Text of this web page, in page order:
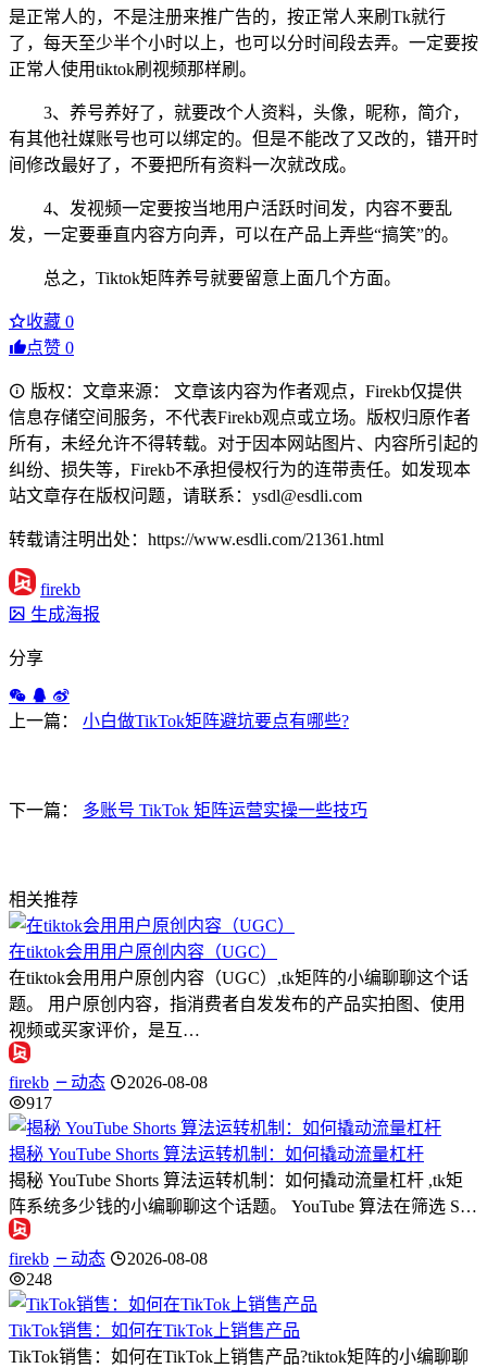
是正常人的，不是注册来推广告的，按正常人来刷Tk就行
了，每天至少半个小时以上，也可以分时间段去弄。一定要按
正常人使用tiktok刷视频那样刷。
3、养号养好了，就要改个人资料，头像，昵称，简介，
有其他社媒账号也可以绑定的。但是不能改了又改的，错开时
间修改最好了，不要把所有资料一次就改成。
4、发视频一定要按当地用户活跃时间发，内容不要乱
发，一定要垂直内容方向弄，可以在产品上弄些“搞笑”的。
总之，Tiktok矩阵养号就要留意上面几个方面。
收藏 0
点赞 0
版权：文章来源： 文章该内容为作者观点，Firekb仅提供
信息存储空间服务，不代表Firekb观点或立场。版权归原作者
所有，未经允许不得转载。对于因本网站图片、内容所引起的
纠纷、损失等，Firekb不承担侵权行为的连带责任。如发现本
站文章存在版权问题，请联系：ysdl@esdli.com
转载请注明出处：https://www.esdli.com/21361.html
firekb
生成海报
分享
上一篇： 小白做TikTok矩阵避坑要点有哪些?
下一篇： 多账号 TikTok 矩阵运营实操一些技巧
相关推荐
在tiktok会用用户原创内容（UGC）
在tiktok会用用户原创内容（UGC）,tk矩阵的小编聊聊这个话
题。 用户原创内容，指消费者自发发布的产品实拍图、使用
视频或买家评价，是互…
firekb 动态
2026-08-08
917
揭秘 YouTube Shorts 算法运转机制：如何撬动流量杠杆
揭秘 YouTube Shorts 算法运转机制：如何撬动流量杠杆 ,tk矩
阵系统多少钱的小编聊聊这个话题。 YouTube 算法在筛选 S…
firekb 动态
2026-08-08
248
TikTok销售：如何在TikTok上销售产品
TikTok销售：如何在TikTok上销售产品?tiktok矩阵的小编聊聊